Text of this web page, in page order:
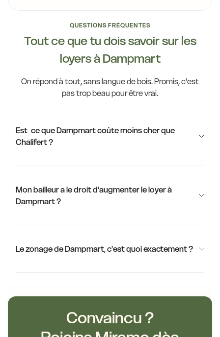
QUESTIONS FRÉQUENTES
Tout ce que tu dois savoir sur les
loyers à Dampmart
On répond à tout, sans langue de bois. Promis, c'est
pas trop beau pour être vrai.
Est-ce que Dampmart coûte moins cher que
Chalifert ?
Mon bailleur a le droit d'augmenter le loyer à
Dampmart ?
Le zonage de Dampmart, c'est quoi exactement ?
Convaincu ?